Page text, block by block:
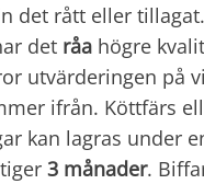
det rått eller
det råa högre
utvärderingen på
ifrån. Köttfärs
kan lagras under
3 månader.